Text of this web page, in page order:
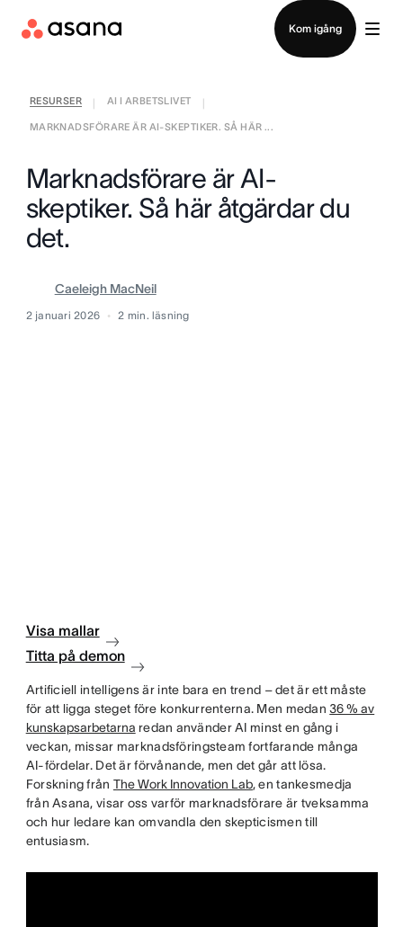
Kom igång
RESURSER AI I ARBETSLIVET
MARKNADSFÖRARE ÄR AI-SKEPTIKER. SÅ HÄR ...
Marknadsförare är AI-
skeptiker. Så här åtgärdar du
det.
Caeleigh MacNeil
2 januari 2026 2 min. läsning
Visa mallar
Titta på demon
Artificiell intelligens är inte bara en trend – det är ett måste
för att ligga steget före konkurrenterna. Men medan36 % av
kunskapsarbetarna redan använder AI minst en gång i
veckan, missar marknadsföringsteam fortfarande många
AI-fördelar. Det är förvånande, men det går att lösa.
Forskning från The Work Innovation Lab, en tankesmedja
från Asana, visar oss varför marknadsförare är tveksamma
och hur ledare kan omvandla den skepticismen till
entusiasm.